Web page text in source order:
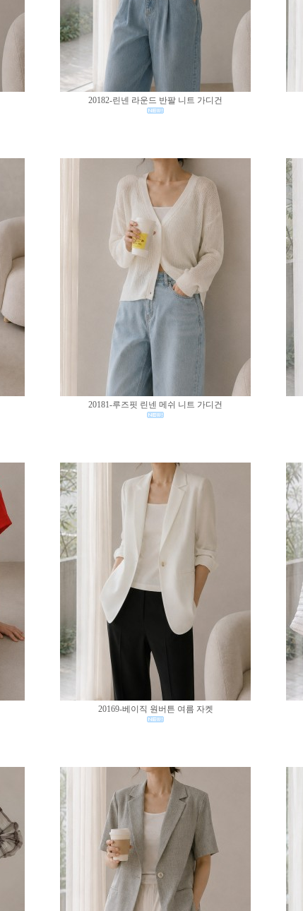
20182-린넨 라운드 반팔 니트 가디건
20181-루즈핏 린넨 메쉬 니트 가디건
20169-베이직 원버튼 여름 자켓